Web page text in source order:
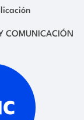
COMUNICACIÓN